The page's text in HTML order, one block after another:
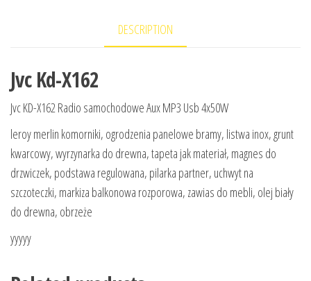
DESCRIPTION
Jvc Kd-X162
Jvc KD-X162 Radio samochodowe Aux MP3 Usb 4x50W
leroy merlin komorniki, ogrodzenia panelowe bramy, listwa inox, grunt
kwarcowy, wyrzynarka do drewna, tapeta jak materiał, magnes do
drzwiczek, podstawa regulowana, pilarka partner, uchwyt na
szczoteczki, markiza balkonowa rozporowa, zawias do mebli, olej biały
do drewna, obrzeże
yyyyy